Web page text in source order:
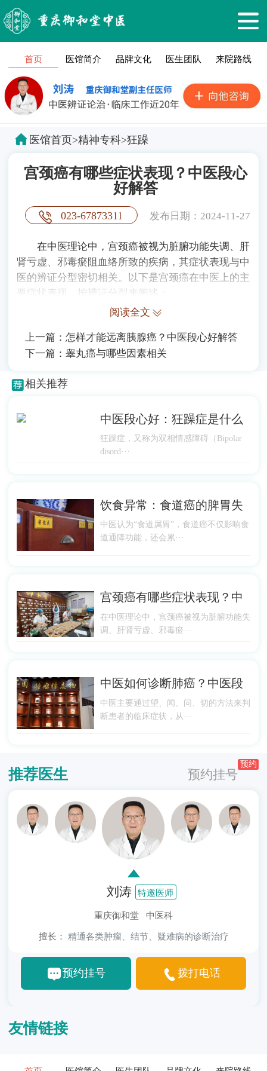
首页 医馆简介 品牌文化 医生团队 来院路线
医馆首页>精神专科>狂躁
宫颈癌有哪些症状表现？中医段心
好解答
023-67873311 发布日期：2024-11-27
在中医理论中，宫颈癌被视为脏腑功能失调、肝
肾亏虚、邪毒瘀阻血络所致的疾病，其症状表现与中
医的辨证分型密切相关。以下是宫颈癌在中医上的主
要症状表现，按辨证分型来阐述：
阅读全文
上一篇： 怎样才能远离胰腺癌？中医段心好解答
下一篇： 睾丸癌与哪些因素相关
相关推荐
中医段心好：狂躁症是什么
狂躁症，又称为双相情感障碍（Bipolar
disord···
饮食异常：食道癌的脾胃失
中医认为“食道属胃”，食道癌不仅影响食
道通降功能，还会累···
宫颈癌有哪些症状表现？中
在中医理论中，宫颈癌被视为脏腑功能失
调、肝肾亏虚、邪毒瘀···
中医如何诊断肺癌？中医段
中医主要通过望、闻、问、切的方法来判
断患者的临床症状，从···
推荐医生 预约挂号
预约
刘涛 特邀医师
重庆御和堂 中医科
擅长： 精通各类肿瘤、结节、疑难病的诊断治疗
预约挂号 拨打电话
友情链接